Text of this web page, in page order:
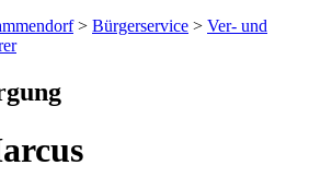
> Bürgerservice > Ver- und